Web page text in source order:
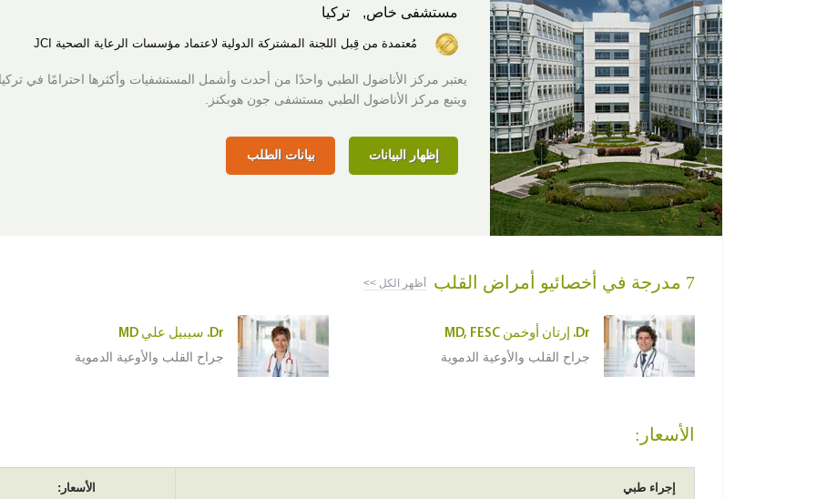
مستشفى خاص, تركيا
مُعتمدة من قِبل اللجنة المشتركة الدولية لاعتماد مؤسسات الرعاية الصحية JCI
يعتبر مركز الأناضول الطبي واحدًا من أحدث وأشمل المستشفيات وأكثرها احترامًا في
ويتبع مركز الأناضول الطبي مستشفى جون هوبكنز.
إظهار البيانات بيانات الطلب
7 مدرجة في أخصائيو أمراض القلب أظهر الكل >>
Dr. إرتان أوخمن MD, FESC
جراح القلب والأوعية الدموية
Dr. سيبيل علي MD
جراح القلب والأوعية الدموية
الأسعار:
إجراء طبي الأسعار: